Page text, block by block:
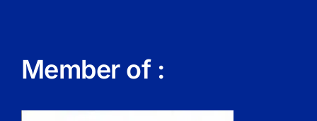
Member of :